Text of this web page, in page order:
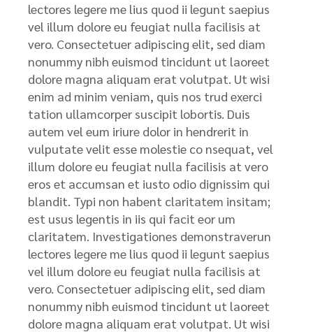
lectores legere me lius quod ii legunt saepius
vel illum dolore eu feugiat nulla facilisis at
vero. Consectetuer adipiscing elit, sed diam
nonummy nibh euismod tincidunt ut laoreet
dolore magna aliquam erat volutpat. Ut wisi
enim ad minim veniam, quis nos trud exerci
tation ullamcorper suscipit lobortis. Duis
autem vel eum iriure dolor in hendrerit in
vulputate velit esse molestie co nsequat, vel
illum dolore eu feugiat nulla facilisis at vero
eros et accumsan et iusto odio dignissim qui
blandit. Typi non habent claritatem insitam;
est usus legentis in iis qui facit eor um
claritatem. Investigationes demonstraverun
lectores legere me lius quod ii legunt saepius
vel illum dolore eu feugiat nulla facilisis at
vero. Consectetuer adipiscing elit, sed diam
nonummy nibh euismod tincidunt ut laoreet
dolore magna aliquam erat volutpat. Ut wisi